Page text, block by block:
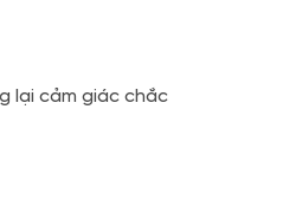
lại cảm giác chắc